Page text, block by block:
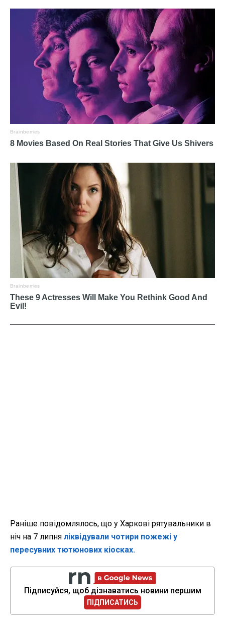
Раніше повідомлялось, що у Харкові рятувальники в
ніч на 7 липня ліквідували чотири пожежі у
пересувних тютюнових кіосках.
Підписуйся, щоб дізнаватись новини першим
ПІДПИСАТИСЬ